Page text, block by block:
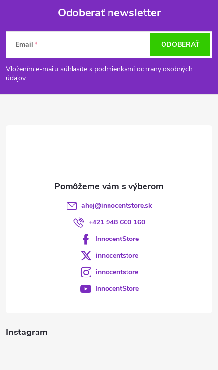
Z
á
p
Odoberať newsletter
Email
Vložením e-mailu súhlasíte s podmienkami ochrany osobných
údajov
ODOBERAŤ
Instagram
ahoj@innocentstore.sk
+421 948 660 160
InnocentStore
innocentstore
innocentstore
InnocentStore